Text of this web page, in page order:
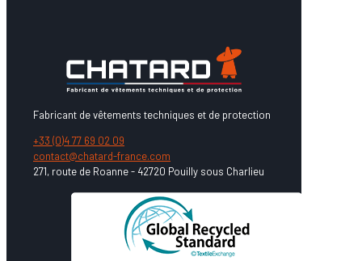
Fabricant de vêtements techniques et de protection
+33 (0)4 77 69 02 09
contact@chatard-france.com
271, route de Roanne - 42720 Pouilly sous Charlieu